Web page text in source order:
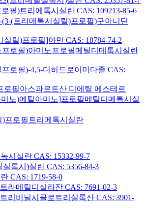
필)트리에톡시실란 CAS: 109213-85-6
(3-(트리메톡시실릴)프로필)구아니딘
실릴)프로필]아민 CAS: 18784-74-2
로필)아미노프로필메틸디메톡시실란
로필)-4,5-디히드로이미다졸 CAS:
로필아스파르트산 디에틸 에스테르
노)에틸아미노]프로필메틸디메톡시실
)프로필트리메톡시실란
시실란 CAS: 15332-99-7
록시)실란 CAS: 5356-84-3
CAS: 1719-58-0
라메틸디실라잔 CAS: 7691-02-3
리비닐시클로트리실록산 CAS: 3901-